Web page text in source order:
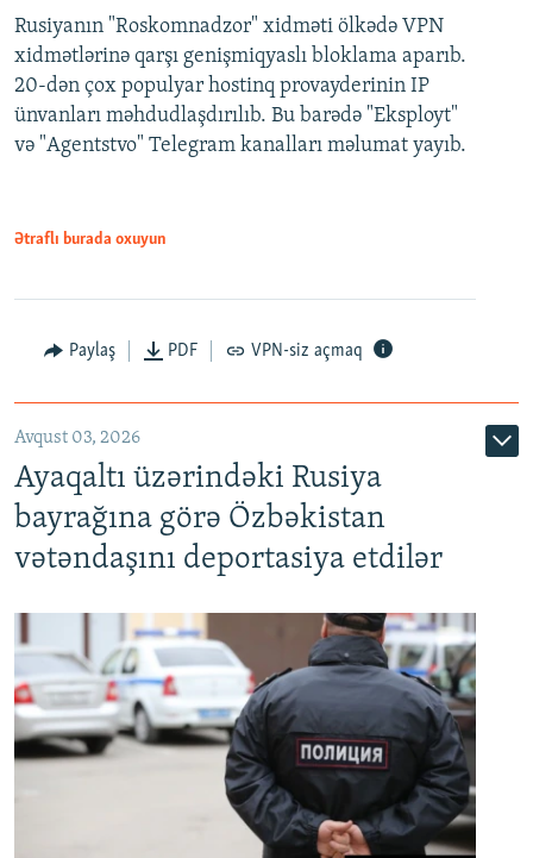
Rusiyanın "Roskomnadzor" xidməti ölkədə VPN
xidmətlərinə qarşı genişmiqyaslı bloklama aparıb.
20-dən çox populyar hostinq provayderinin IP
ünvanları məhdudlaşdırılıb. Bu barədə "Eksployt"
və "Agentstvo" Telegram kanalları məlumat yayıb.
Ətraflı burada oxuyun
Paylaş PDF VPN-siz açmaq
Avqust 03, 2026
Ayaqaltı üzərindəki Rusiya
bayrağına görə Özbəkistan
vətəndaşını deportasiya etdilər